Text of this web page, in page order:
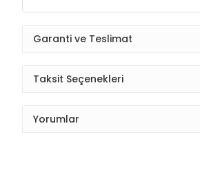
Garanti ve Teslimat
Taksit Seçenekleri
Yorumlar